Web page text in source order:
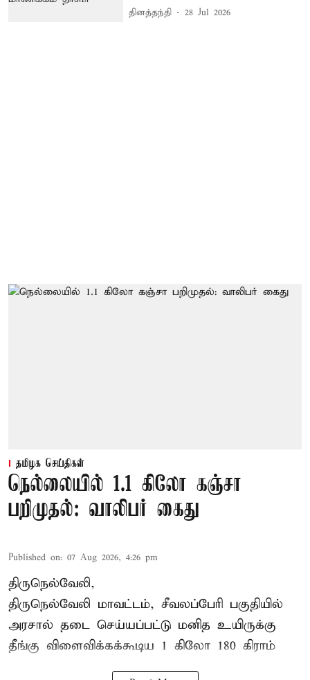
தினத்தந்தி 28 Jul 2026
தமிழக செய்திகள்
நெல்லையில் 1.1 கிலோ கஞ்சா
பறிமுதல்: வாலிபர் கைது
Published on: 07 Aug 2026, 4:26 pm
திருநெல்வேலி,
திருநெல்வேலி மாவட்டம், சீவலப்பேரி பகுதியில்
அரசால் தடை செய்யப்பட்டு மனித உயிருக்கு
தீங்கு விளைவிக்கக்கூடிய 1 கிலோ 180 கிராம்